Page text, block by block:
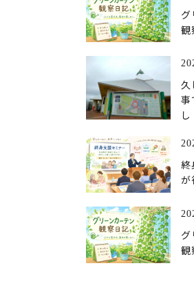
グ
観
久
事
し
終
が
グ
観